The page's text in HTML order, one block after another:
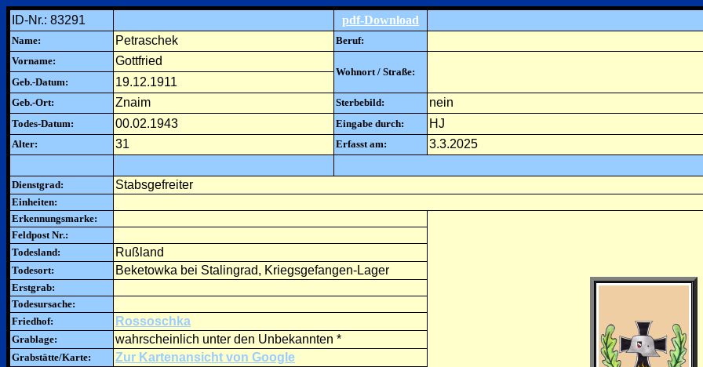
ID-Nr.: 83291 pdf-Download
Name: Petraschek
Beruf:
Vorname:
Gottfried
Wohnort / Straße:
Geb.-Datum:
19.12.1911
Geb.-Ort: Znaim Sterbebild: nein
Todes-Datum: 00.02.1943 Eingabe durch: HJ
Alter: 31 Erfasst am: 3.3.2025
Dienstgrad: Stabsgefreiter
Einheiten:
Erkennungsmarke:
Feldpost Nr.:
Todesland:
Rußland
Todesort: Beketowka bei Stalingrad, Kriegsgefangen-Lager
Erstgrab:
Todesursache:
Friedhof:
Rossoschka
Grablage: wahrscheinlich unter den Unbekannten *
Grabstätte/Karte: Zur Kartenansicht von Google